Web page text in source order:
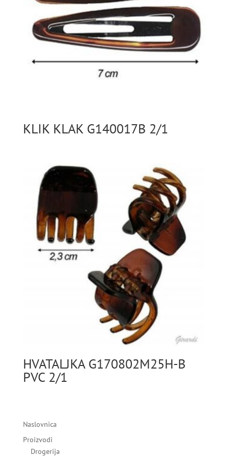
KLIK KLAK G140017B 2/1
HVATALJKA G170802M25H-B
PVC 2/1
Naslovnica
Proizvodi
Drogerija